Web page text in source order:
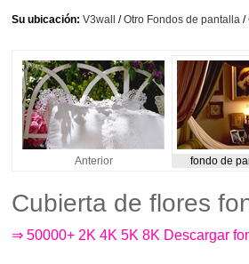
Su ubicación: V3wall /Otro Fondos de pantalla /
Anterior fondo de
Cubierta de flores
⇒ 50000+ 2K 4K 5K 8K Descargar